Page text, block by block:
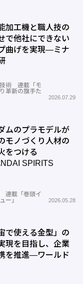
加工機と職人技の
で他社にできない
曲げを実現―ミナ
術 連載「モ
革新の旗手た
2026.07.29
ムのプラモデルが
モノづくり人材の
をつける
SPIRITS
連載「巻頭イ
ー」
2026.05.28
で使える金型」の
現を目指し、企業
を推進―ワールド